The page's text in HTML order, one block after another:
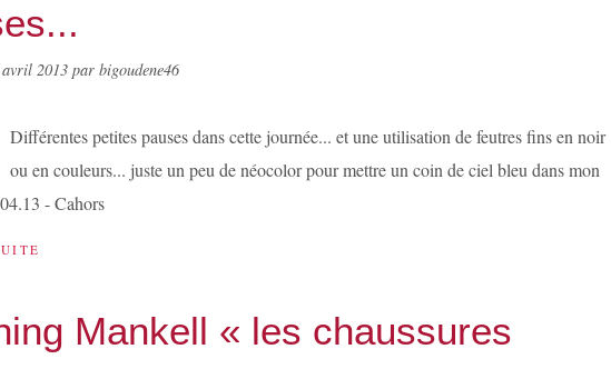
2013 par bigoudene46
Différentes petites pauses dans cette journée... et une utilisation de feutres fins en noir
ou en couleurs... juste un peu de néocolor pour mettre un coin de ciel bleu dans mon
- Cahors
Mankell « les chaussures